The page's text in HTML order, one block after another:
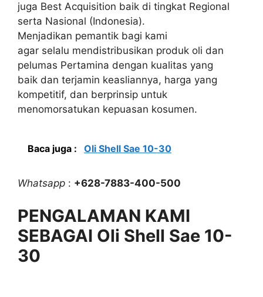
juga Best Acquisition baik di tingkat Regional
serta Nasional (Indonesia).
Menjadikan pemantik bagi kami
agar selalu mendistribusikan produk oli dan
pelumas Pertamina dengan kualitas yang
baik dan terjamin keasliannya, harga yang
kompetitif, dan berprinsip untuk
menomorsatukan kepuasan kosumen.
Baca juga : Oli Shell Sae 10-30
Whatsapp : +628-7883-400-500
PENGALAMAN KAMI
SEBAGAI Oli Shell Sae 10-
30